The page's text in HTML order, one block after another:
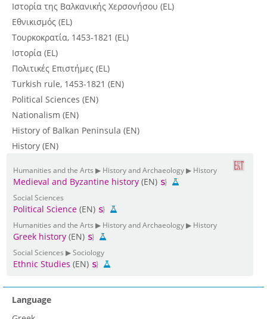
Ιστορία της Βαλκανικής Χερσονήσου (EL)
Εθνικισμός (EL)
Τουρκοκρατία, 1453-1821 (EL)
Ιστορία (EL)
Πολιτικές Επιστήμες (EL)
Turkish rule, 1453-1821 (EN)
Political Sciences (EN)
Nationalism (EN)
History of Balkan Peninsula (EN)
History (EN)
Humanities and the Arts ▶ History and Archaeology ▶ History
Medieval and Byzantine history (EN)
Social Sciences
Political Science (EN)
Humanities and the Arts ▶ History and Archaeology ▶ History
Greek history (EN)
Social Sciences ▶ Sociology
Ethnic Studies (EN)
Language